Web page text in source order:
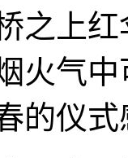
之上
气中
的仪